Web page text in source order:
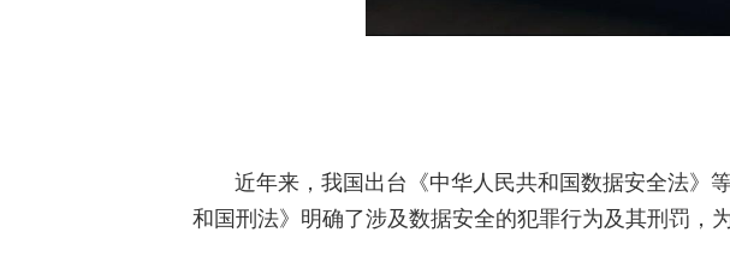
近年来，我国出台《中华人民共和国数据安全法》
和国刑法》明确了涉及数据安全的犯罪行为及其刑罚，